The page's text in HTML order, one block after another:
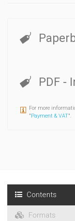
PDF -
For more
"Payment & VAT".
Contents
Formats